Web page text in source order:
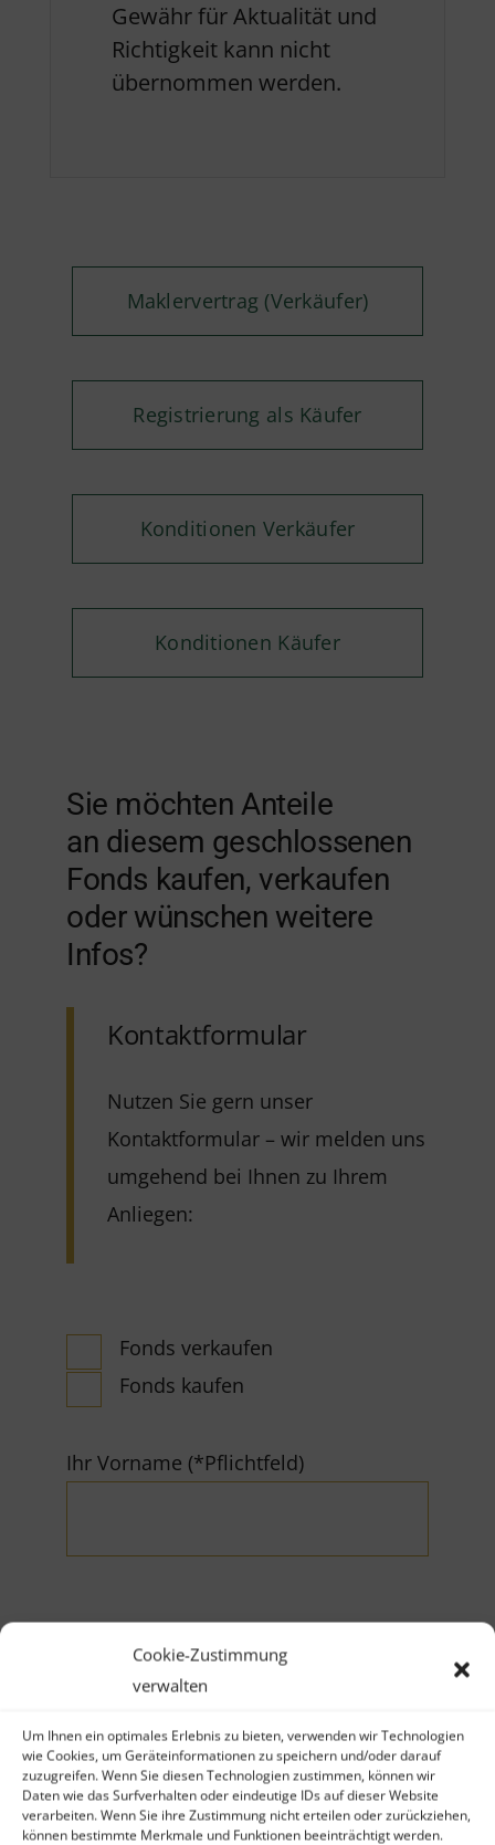
Cookie-Zustimmung
verwalten
Um Ihnen ein optimales Erlebnis zu bieten, verwenden wir Technologien
wie Cookies, um Geräteinformationen zu speichern und/oder darauf
zuzugreifen. Wenn Sie diesen Technologien zustimmen, können wir
Daten wie das Surfverhalten oder eindeutige IDs auf dieser Website
verarbeiten. Wenn Sie ihre Zustimmung nicht erteilen oder zurückziehen,
können bestimmte Merkmale und Funktionen beeinträchtigt werden.
Gewähr für Aktualität und
Richtigkeit kann nicht
übernommen werden.
Maklervertrag (Verkäufer)
Registrierung als Käufer
Konditionen Verkäufer
Konditionen Käufer
Sie möchten Anteile
an diesem geschlossenen
Fonds kaufen, verkaufen
oder wünschen weitere
Infos?
Kontaktformular
Nutzen Sie gern unser
Kontaktformular – wir melden uns
umgehend bei Ihnen zu Ihrem
Anliegen:
Fonds verkaufen
Fonds kaufen
Ihr Vorname (*Pflichtfeld)
Ihr Nachname (*Pflichtfeld)
Firma